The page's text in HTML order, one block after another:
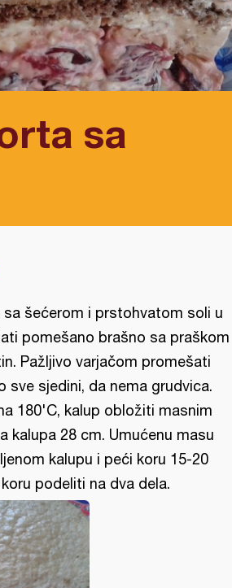
sa
sa šećerom i prstohvatom soli u
pomešano brašno sa praškom
Pažljivo varjačom promešati
sve sjedini, da nema grudvica.
180'C, kalup obložiti masnim
kalupa 28 cm. Umućenu masu
kalupu i peći koru 15-20
podeliti na dva dela.